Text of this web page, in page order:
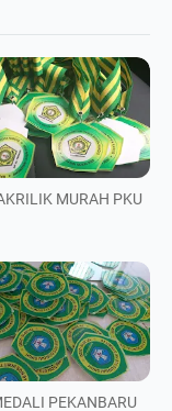
MURAH PKU
PEKANBARU